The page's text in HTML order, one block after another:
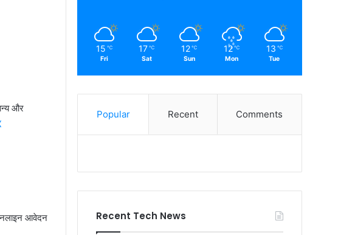
और
आवेदन
15 ℃
Fri
17 ℃
Sat
12 ℃
Sun
12 ℃
Mon
13 ℃
Tue
Popular Recent Comments
Recent Tech News